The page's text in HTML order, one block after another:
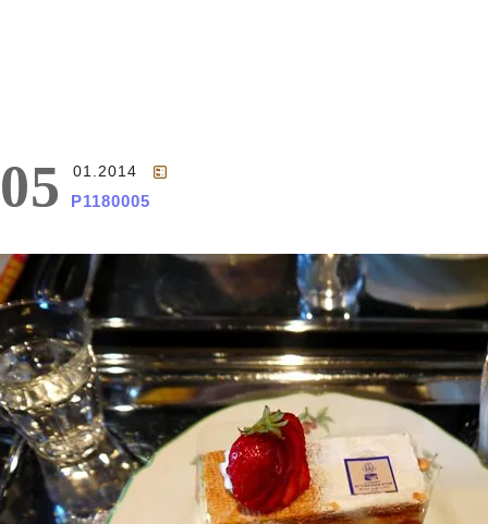
05 01.2014
P1180005